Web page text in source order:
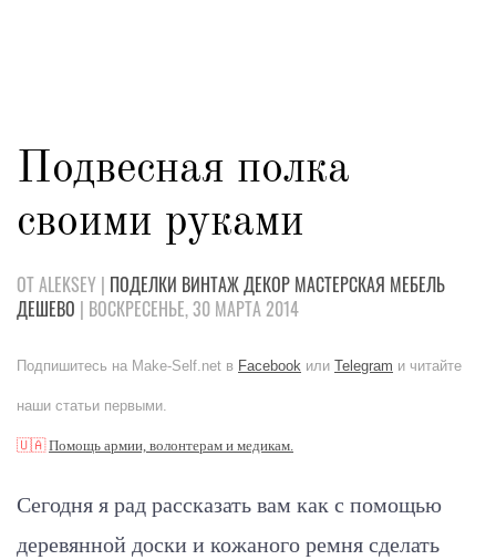
Подвесная полка
своими руками
ОТ ALEKSEY | ПОДЕЛКИ ВИНТАЖДЕКОР МАСТЕРСКАЯ МЕБЕЛЬ
ДЕШЕВО | ВОСКРЕСЕНЬЕ, 30 МАРТА 2014
Подпишитесь на Make-Self.net в Facebook или Telegram и читайте
наши статьи первыми.
🇺🇦Помощь армии, волонтерам и медикам.
Сегодня я рад рассказать вам как с помощью
деревянной доски и кожаного ремня сделать